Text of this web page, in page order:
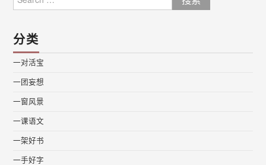
for:
分类
一对活宝
一团妄想
一窗风景
一课语文
一架好书
一手好字